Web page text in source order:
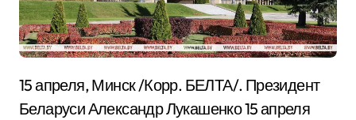
15 апреля, Минск /Корр. БЕЛТА/. Президент
Беларуси Александр Лукашенко 15 апреля